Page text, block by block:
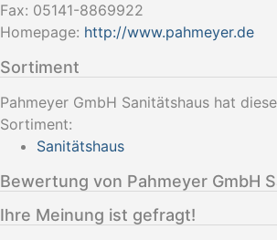
Fax: 05141-8869922
Homepage: http://www.pahmeyer.de
Sortiment
Pahmeyer GmbH Sanitätshaus hat
Sortiment:
Sanitätshaus
Bewertung von Pahmeyer GmbH
Ihre Meinung ist gefragt!